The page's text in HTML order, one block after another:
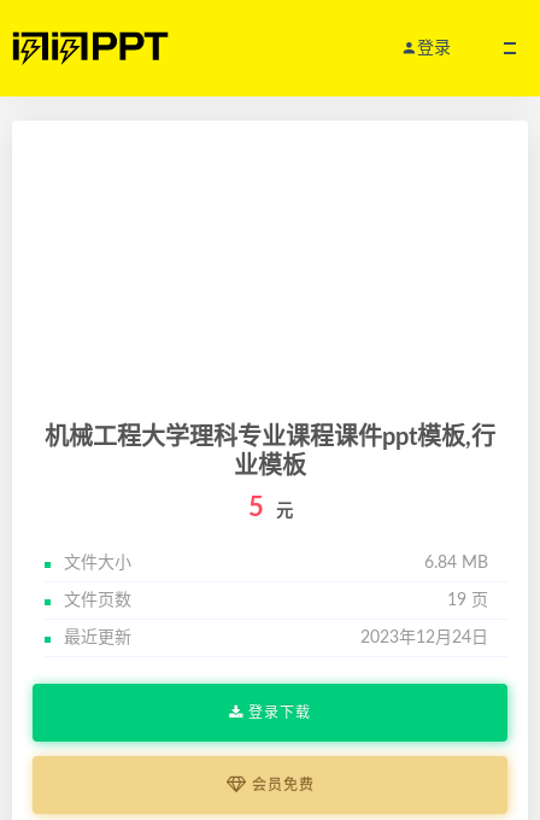
登录
机械工程大学理科专业课程课件ppt模板,行
业模板
5 元
文件大小 6.84 MB
文件页数 19 页
最近更新 2023年12月24日
登录下载
会员免费